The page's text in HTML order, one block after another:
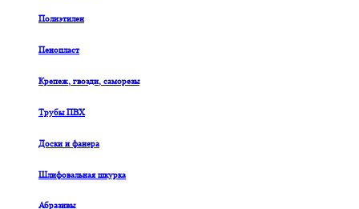
Полиэтилен
Пенопласт
Крепеж, гвозди, саморезы
Трубы ПВХ
Доски и фанера
Шлифовальная шкурка
Абразивы